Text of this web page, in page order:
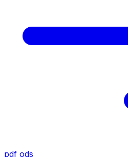
pdf ods